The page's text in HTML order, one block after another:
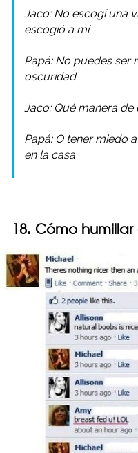
Jaco: No escogí una
escogió a mí
Papá: No puedes ser
oscuridad
Jaco: Qué manera de
Papá: O tener miedo
en la casa
18. Cómo